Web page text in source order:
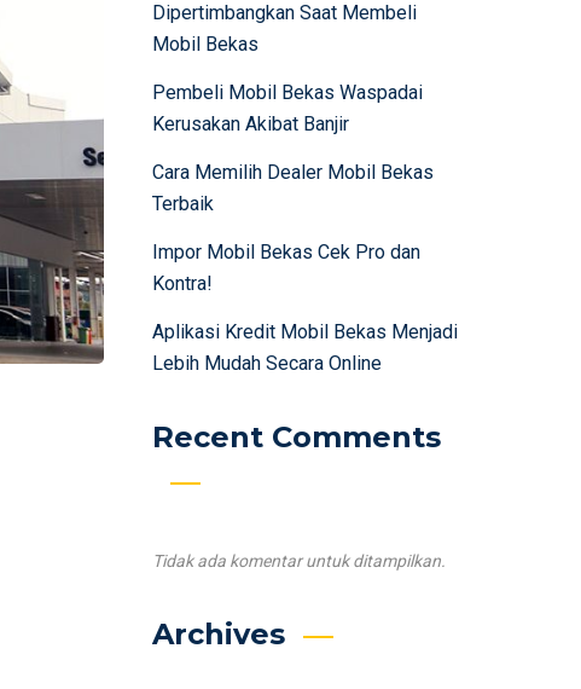
Dipertimbangkan Saat Membeli
Mobil Bekas
Pembeli Mobil Bekas Waspadai
Kerusakan Akibat Banjir
Cara Memilih Dealer Mobil Bekas
Terbaik
Impor Mobil Bekas Cek Pro dan
Kontra!
Aplikasi Kredit Mobil Bekas Menjadi
Lebih Mudah Secara Online
Recent Comments
Tidak ada komentar untuk ditampilkan.
Archives